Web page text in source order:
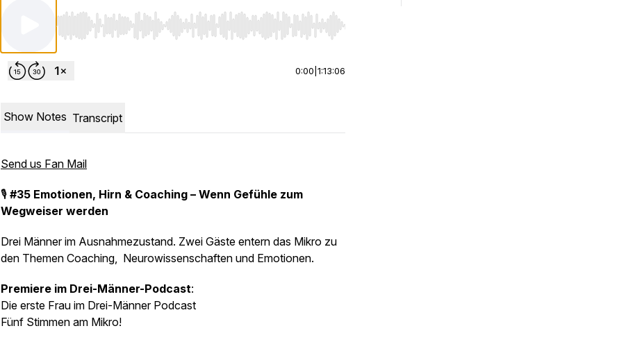
Use Left/Right to seek, Home/End to jump to start or end. Hold shift to jump forward or backward.
0:00 1:13:06
Show Notes Transcript
Send us Fan Mail
🎙️ #35 Emotionen, Hirn & Coaching – Wenn Gefühle zum
Wegweiser werden
Drei Männer im Ausnahmezustand. Zwei Gäste entern das Mikro zu
den Themen Coaching, Neurowissenschaften und Emotionen.
Premiere im Drei-Männer-Podcast:
Die erste Frau im Drei-Männer Podcast
Fünf Stimmen am Mikro!